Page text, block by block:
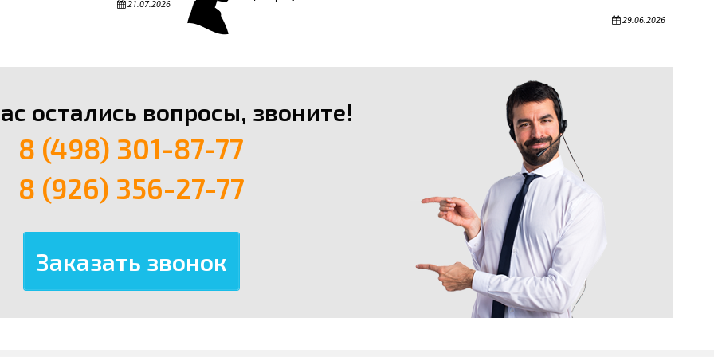
21.07.2026
29.06.2026
остались вопросы, звоните!
8 (498) 301-87-77
8 (926) 356-27-77